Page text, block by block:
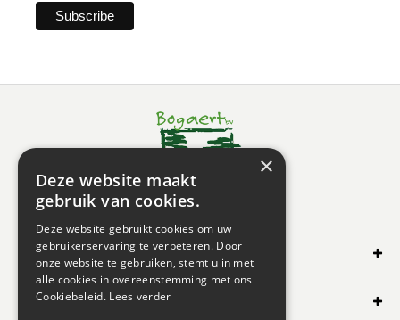
SHOP ONLINE
OVERIG
×
Deze website maakt
gebruik van cookies.
Deze website gebruikt cookies om uw
gebruikerservaring te verbeteren. Door
onze website te gebruiken, stemt u in met
alle cookies in overeenstemming met ons
Cookiebeleid. Lees verder